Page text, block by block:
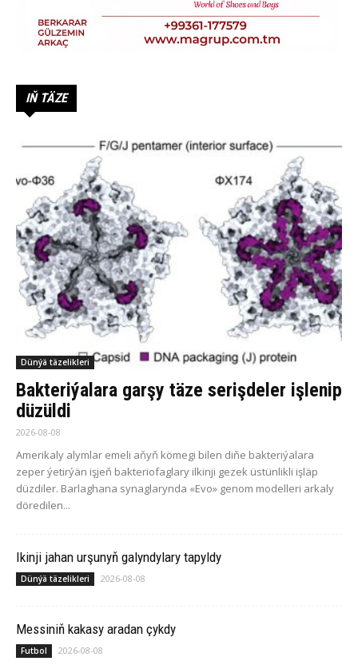
IŇ TÄZE
Dünýä täzelikleri
Bakteriýalara garşy täze serişdeler işlenip
düzüldi
2026-08-08
Amerikaly alymlar emeli aňyň kömegi bilen diňe bakteriýalara
zeper ýetirýän işjeň bakteriofaglary ilkinji gezek üstünlikli işläp
düzdiler. Barlaghana synaglarynda «Evo» genom modelleri arkaly
döredilen...
Ikinji jahan urşunyň galyndylary tapyldy
Dünýä täzelikleri 2026-08-08
Messiniň kakasy aradan çykdy
Futbol 2026-08-08